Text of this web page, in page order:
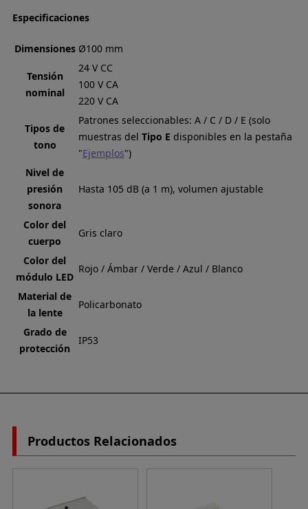
Especificaciones
Dimensiones Ø100 mm
Tensión
nominal
24 V CC
100 V CA
220 V CA
Tipos de
tono
Patrones seleccionables: A / C / D / E (solo
muestras del Tipo E disponibles en la pestaña
"Ejemplos")
Nivel de
presión
sonora
Hasta 105 dB (a 1 m), volumen ajustable
Color del
cuerpo
Gris claro
Color del
módulo LED
Rojo / Ámbar / Verde / Azul / Blanco
Material de
la lente
Policarbonato
Grado de
protección
IP53
Productos Relacionados